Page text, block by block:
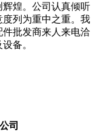
煌。公司认真倾听
度列为重中之重。我
件批发商来人来电洽
备。
司